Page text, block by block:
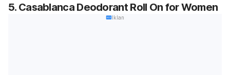
5. Casablanca Deodorant Roll On for Women
Iklan